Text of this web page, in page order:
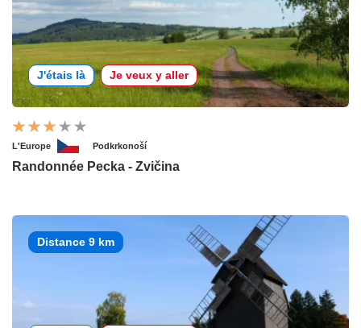
J'étais là Je veux y aller
L'Europe Podkrkonoší
Randonnée Pecka - Zvičina
Distance 9 km